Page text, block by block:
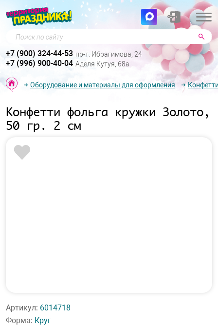
Поиск по сайту
+7 (900) 324-44-53 пр-т. Ибрагимова, 24
+7 (996) 900-40-04 Аделя Кутуя, 68а
Оборудование и материалы для оформления
Конфетти фольга кружки Золото,
50 гр. 2 см
Артикул: 6014718
Форма: Круг